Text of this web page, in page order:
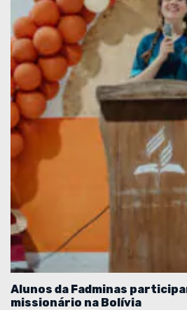
Alunos da Fadminas
missionário na Bolívia